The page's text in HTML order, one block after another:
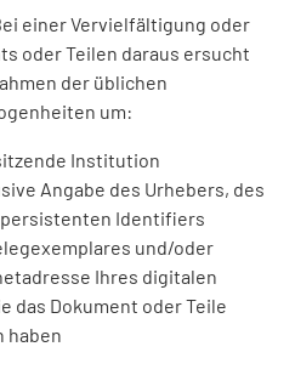
einer Vervielfältigung oder
oder Teilen daraus ersucht
der üblichen
um:
Institution
Angabe des Urhebers, des
Identifiers
und/oder
Ihres digitalen
das Dokument oder Teile
haben